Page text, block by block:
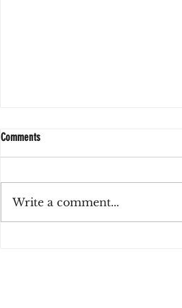
Comments
Write a comment...